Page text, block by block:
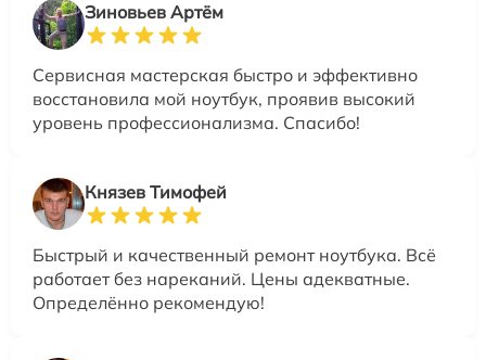
Зиновьев Артём
Сервисная мастерская быстро и эффективно
восстановила мой ноутбук, проявив высокий
уровень профессионализма. Спасибо!
Князев Тимофей
Быстрый и качественный ремонт ноутбука. Всё
работает без нареканий. Цены адекватные.
Определённо рекомендую!